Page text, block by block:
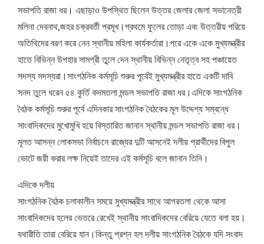
সভাপতি রাজা ধর। এছাড়াও উপস্থিত ছিলেন উত্তর জেলার জেলা সভানেত্রী
মলিনা দেবনাথ,জহর চক্রবর্তী প্রমূখ।প্রথমে ফুলের তোড়া এবং উত্তরীয় পরিয়ে
অতিথিদের বরণ করে নেন স্থানীয় মহিলা কার্যকর্তারা।পরে একে একে মুখ্যমন্ত্রীর
হাতে বিভিন্ন উপহার সামগ্রী তুলে দেন স্থানীয় বিভিন্ন নেতৃত্ব সহ পঞ্চায়েত
সদস্য সদস্যরা।সাংগঠনিক কর্মসূচি শুরুর পূর্বেই মুখ্যমন্ত্রীর হাতে একটি দাবি
সনদ তুলে ধরেন ৫৪ কুর্তি কদমতলা মন্ডল সভাপতি রাজা ধর।এদিকে সাংগঠনিক
বৈঠক কর্মসূচি শুরুর পূর্বে এদিনকার সাংগঠনিক বৈঠকের মূল উদ্দেশ্য সম্বন্ধে
সাংবাদিকদের মুখোমুখি হয়ে বিস্তারিত জানান স্থানীয় মন্ডল সভাপতি রাজা ধর।
মূলত আসন্ন লোকসভা নির্বাচনে রাজ্যের দুটি আসনেই দলীয় প্রার্থীদের বিপুল
ভোটে জয়ী করার লক্ষ নিয়েই তাদের এই কর্মসূচি বলে জানান তিনি।
এদিকে দলীয়
সাংগঠনিক বৈঠক চলাকালীন সময়ে মুখ্যমন্ত্রীর সাথে আগরতলা থেকে আসা
সাংবাদিকদের হলের ভেতরে রেখেই স্থানীয় সাংবাদিকদের বেরিয়ে যেতে বলা হয়।
যথারীতি তারা বেরিয়ে যান।কিন্তু প্রশ্ন হল দলীয় সাংগঠনিক বৈঠকে যদি সংবাদ